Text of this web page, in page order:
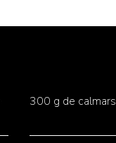
300 g de calmars